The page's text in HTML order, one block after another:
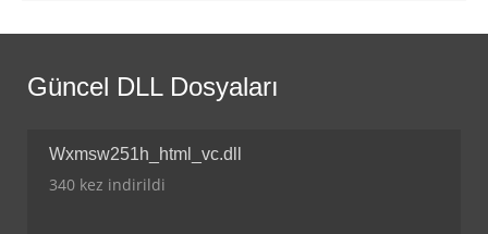
Güncel DLL Dosyaları
Wxmsw251h_html_vc.dll
340 kez indirildi